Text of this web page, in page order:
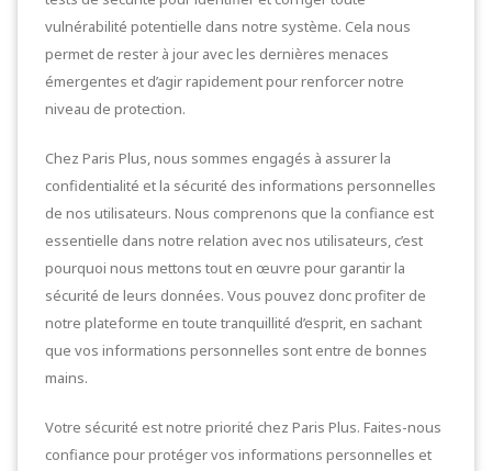
vulnérabilité potentielle dans notre système. Cela nous
permet de rester à jour avec les dernières menaces
émergentes et d’agir rapidement pour renforcer notre
niveau de protection.
Chez Paris Plus, nous sommes engagés à assurer la
confidentialité et la sécurité des informations personnelles
de nos utilisateurs. Nous comprenons que la confiance est
essentielle dans notre relation avec nos utilisateurs, c’est
pourquoi nous mettons tout en œuvre pour garantir la
sécurité de leurs données. Vous pouvez donc profiter de
notre plateforme en toute tranquillité d’esprit, en sachant
que vos informations personnelles sont entre de bonnes
mains.
Votre sécurité est notre priorité chez Paris Plus. Faites-nous
confiance pour protéger vos informations personnelles et